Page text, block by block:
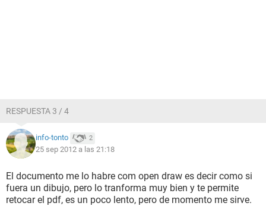
RESPUESTA 3 / 4
info-tonto 2
25 sep 2012 a las 21:18
El documento me lo habre com open draw es decir como si
fuera un dibujo, pero lo tranforma muy bien y te permite
retocar el pdf, es un poco lento, pero de momento me sirve.